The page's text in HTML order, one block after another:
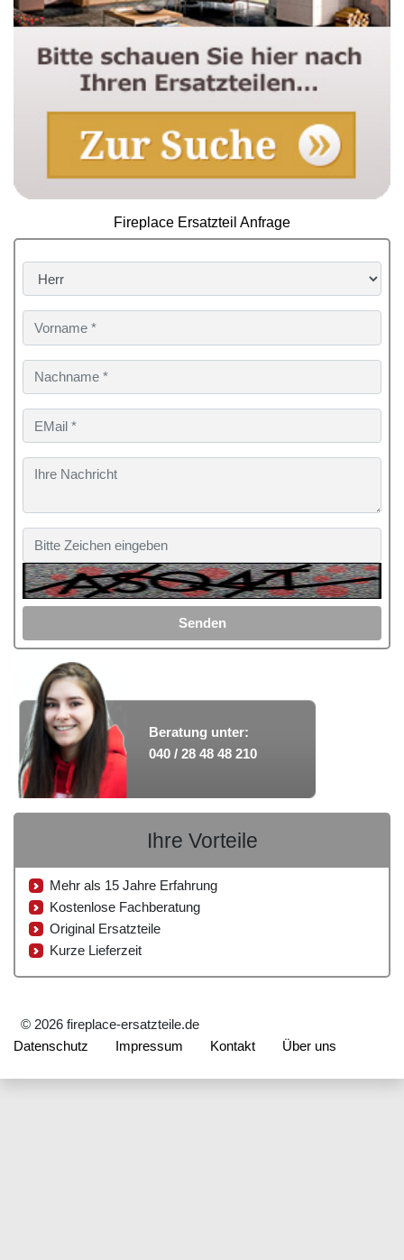
Fireplace Ersatzteil Anfrage
Senden
Beratung unter:
040 / 28 48 48 210
Ihre Vorteile
Mehr als 15 Jahre Erfahrung
Kostenlose Fachberatung
Original Ersatzteile
Kurze Lieferzeit
© 2026 fireplace-ersatzteile.de
Datenschutz
Impressum Kontakt Über uns